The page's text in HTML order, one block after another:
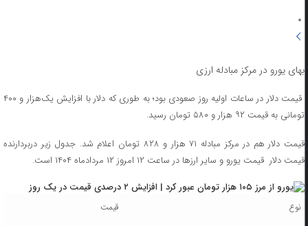
بهای یورو در مرکز مبادله ارزی
قیمت‌ دلار در ساعات اولیه روز صعودی بود؛ به طوری که دلار با افزایش یک‌هزار و ۴۰۰
تومانی به قیمت ۹۲ هزار و ۵۸۰ تومان رسید.
قیمت دلار هم در مرکز مبادله ۷۱ هزار و ۸۲۸ تومان اعلام شد. جدول زیر دربردارنده
قیمت دلار قیمت یورو و سایر ارزها در ساعت ۱۲ امروز ۱۲ مردادماه ۱۴۰۴ است.
نوع قیمت